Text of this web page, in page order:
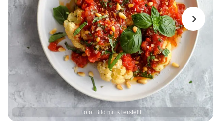
Foto: Bild mit KI erstellt
Next